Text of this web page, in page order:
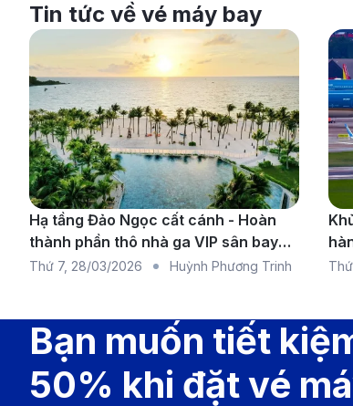
Tin tức về vé máy bay
Hạ tầng Đảo Ngọc cất cánh - Hoàn
thành phần thô nhà ga VIP sân bay
Phú Quốc
Thứ 7, 28/03/2026 Huỳnh Phương Trinh
Bạn muốn tiết
50% khi đặt vé